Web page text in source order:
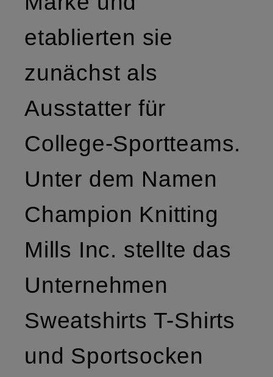
etablierten sie
zunächst als
Ausstatter für
College-Sportteams.
Unter dem Namen
Champion Knitting
Mills Inc. stellte das
Unternehmen
Sweatshirts T-Shirts
und Sportsocken